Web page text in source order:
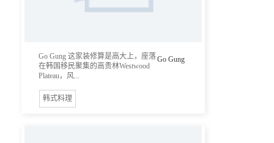
Go Gung
Go Gung 这家装修算是高大上，座落
在韩国移民聚集的高贵林Westwood
Plateau，风...
韩式料理